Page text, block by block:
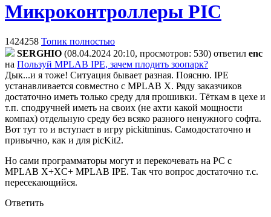
Микроконтроллеры PIC
1424258 Топик полностью
SERGHIO (08.04.2024 20:10, просмотров: 530) ответил enc
на Пользуй MPLAB IPE, зачем плодить зоопарк?
Дык...и я тоже! Ситуация бывает разная. Поясню. IPE
устанавливается совместно с MPLAB X. Ряду заказчиков
достаточно иметь только среду для прошивки. Тёткам в цехе и
т.п. сподручней иметь на своих (не ахти какой мощности
компах) отдельную среду без всяко разного ненужного софта.
Вот тут то и вступает в игру pickitminus. Самодостаточно и
привычно, как и для picKit2.
Но сами программаторы могут и перекочевать на PC с
MPLAB X+XC+ MPLAB IPE. Так что вопрос достаточно т.с.
пересекающийся.
Ответить